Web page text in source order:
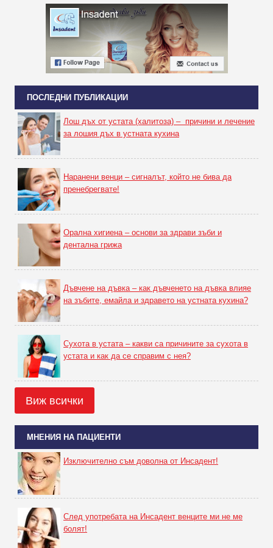
ПОСЛЕДНИ ПУБЛИКАЦИИ
Лош дъх от устата (халитоза) – причини и лечение
за лошия дъх в устната кухина
Наранени венци – сигналът, който не бива да
пренебрегвате!
Орална хигиена – основи за здрави зъби и
дентална грижа
Дъвчене на дъвка – как дъвченето на дъвка влияе
на зъбите, емайла и здравето на устната кухина?
Сухота в устата – какви са причините за сухота в
устата и как да се справим с нея?
Виж всички
МНЕНИЯ НА ПАЦИЕНТИ
Изключително съм доволна от Инсадент!
След употребата на Инсадент венците ми не ме
болят!